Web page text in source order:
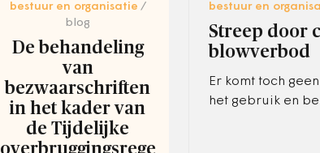
bestuur en organisatie
blog
De behandeling
van
bezwaarschriften
in het kader van
de Tijdelijke
overbruggingsrege
bestuur en
Streep door
blowverbod
Er komt toch
het gebruik en